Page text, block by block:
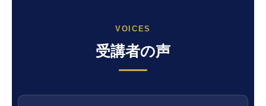
VOICES
受講者の声